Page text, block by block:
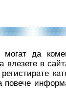
могат да
влезете в
повече